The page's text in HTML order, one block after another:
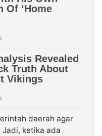
daerah agar
ketika ada